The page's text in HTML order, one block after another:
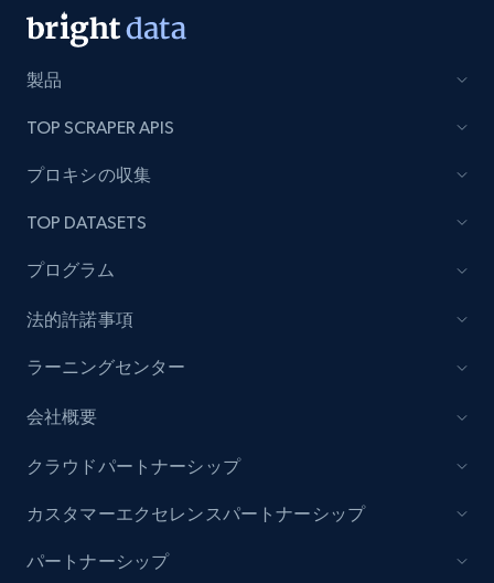
製品
TOP SCRAPER APIS
プロキシの収集
TOP DATASETS
プログラム
法的許諾事項
ラーニングセンター
会社概要
クラウドパートナーシップ
カスタマーエクセレンスパートナーシップ
パートナーシップ